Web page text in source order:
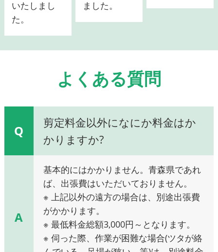
いたしまし
た。
ました。
よくある質問
Q
剪定料金以外になにか料金はか
かりますか?
A
基本的にはかかりません。青森県であれ
ば、出張費はいただいておりません。
※ 上記以外の遠方の場合は、別途出張費
がかかります。
※ 最低料金総額3,000円～となります。
※ 伺った際、作業が困難な場合(ツタが絡